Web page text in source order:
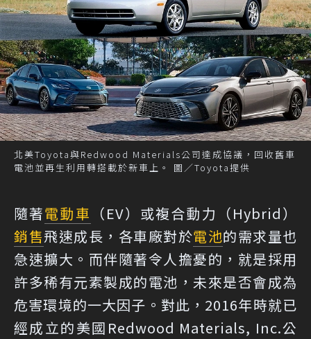
北美Toyota與Redwood Materials公司達成協議，回收舊車
電池並再生利用轉搭載於新車上。 圖／Toyota提供
隨著電動車 （EV）或複合動力（Hybrid）
銷售飛速成長，各車廠對於電池的需求量也
急速擴大。而伴隨著令人擔憂的，就是採用
許多稀有元素製成的電池，未來是否會成為
危害環境的一大因子。對此，2016年時就已
經成立的美國Redwood Materials, Inc.公